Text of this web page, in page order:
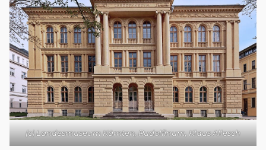
(c) Landesmuseum Kärnten, Rudolfinum, Klaus Allesch